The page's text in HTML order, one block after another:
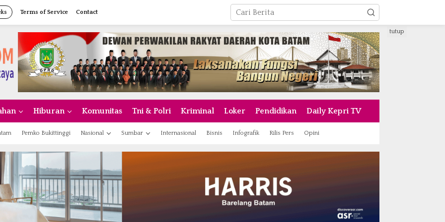
Terms of Service Contact
Hiburan Komunitas Tni & Polri Kriminal Loker Pendidikan Daily Kepri TV
Pemko Bukittinggi Nasional Sumbar Internasional Bisnis Infografik Rilis Pers Opini
tutup